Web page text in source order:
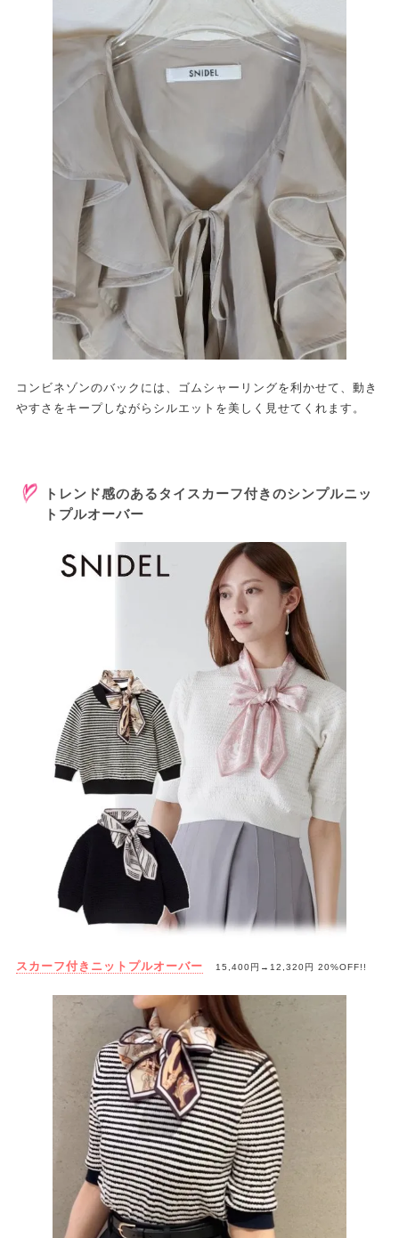
コンビネゾンのバックには、ゴムシャーリングを利かせて、動き
やすさをキープしながらシルエットを美しく見せてくれます。
トレンド感のあるタイスカーフ付きのシンプルニッ
トプルオーバー
スカーフ付きニットプルオーバー 15,400円→ 12,320円 20%OFF!!